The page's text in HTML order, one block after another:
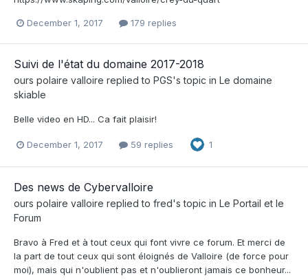
December 1, 2017 179 replies
Suivi de l'état du domaine 2017-2018
ours polaire valloire replied to PGS's topic in Le domaine
skiable
Belle video en HD... Ca fait plaisir!
December 1, 2017 59 replies 1
Des news de Cybervalloire
ours polaire valloire replied to fred's topic in Le Portail et le
Forum
Bravo à Fred et à tout ceux qui font vivre ce forum. Et merci de
la part de tout ceux qui sont éloignés de Valloire (de force pour
moi), mais qui n'oublient pas et n'oublieront jamais ce bonheur...